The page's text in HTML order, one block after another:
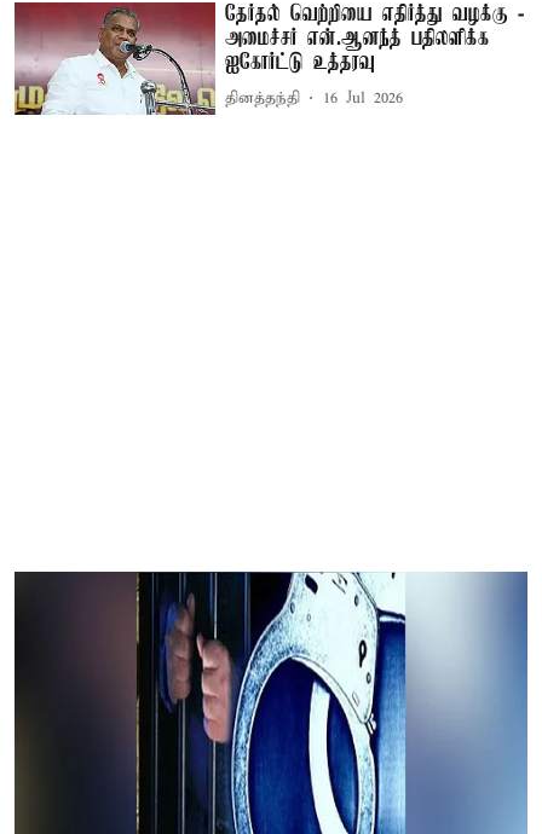
தேர்தல் வெற்றியை எதிர்த்து வழக்கு -
அமைச்சர் என்.ஆனந்த் பதிலளிக்க
ஐகோர்ட்டு உத்தரவு
தினத்தந்தி 16 Jul 2026